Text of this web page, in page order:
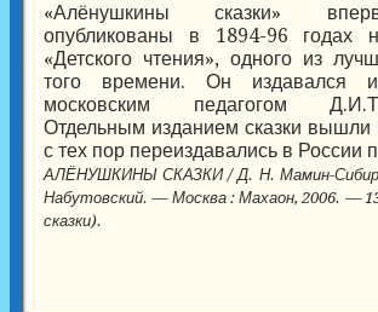
«Алёнушкины сказки»
опубликованы в 1894-96 годах
«Детского чтения», одного из
того времени. Он издавался
московским педагогом
Отдельным изданием сказки вышли
с тех пор переиздавались в России
АЛЁНУШКИНЫ СКАЗКИ / Д. Н. Мамин-
Набутовский. — Москва : Махаон, 2006. —
сказки).